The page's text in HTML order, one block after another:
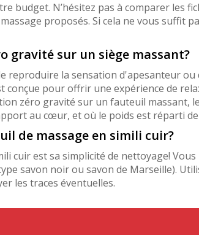
budget. N’hésitez pas à comparer les
proposés. Si cela ne vous suffit
gravité sur un siège massant?
reproduire la sensation d'apesanteur
conçue pour offrir une expérience de
zéro gravité sur un fauteuil
au cœur, et où le poids est réparti
de massage en simili cuir?
cuir est sa simplicité de nettoyage!
savon noir ou savon de Marseille).
les traces éventuelles.